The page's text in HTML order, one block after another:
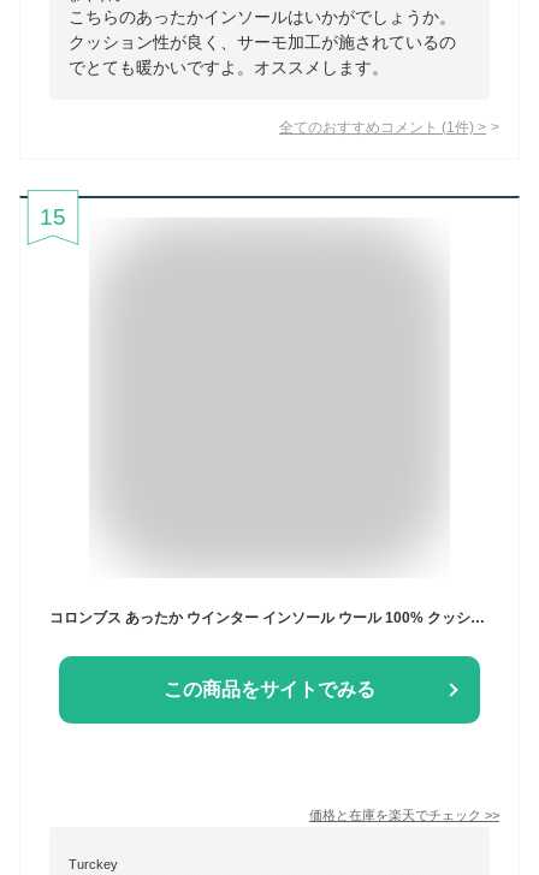
こちらのあったかインソールはいかがでしょうか。
クッション性が良く、サーモ加工が施されているの
でとても暖かいですよ。オススメします。
全てのおすすめコメント (1 件) >
15
コロンブス あったか ウインター インソール ウール 100% クッション 防寒 あったかい 保温 中敷き ムートン風 ふわふわ 肌触り 保温性 中敷 靴 かわいい シューズ スニーカー 暖かい あったかグッズ ウィンターインソール
この商品をサイトでみる
価格と在庫を楽天でチェック >>
Turckey